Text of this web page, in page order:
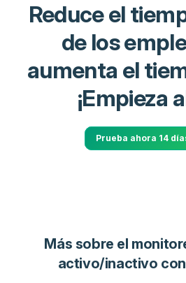
Reduce el
de los
aumenta el
¡Empieza
Prueba ahora 14
Más sobre el
activo/inactivo